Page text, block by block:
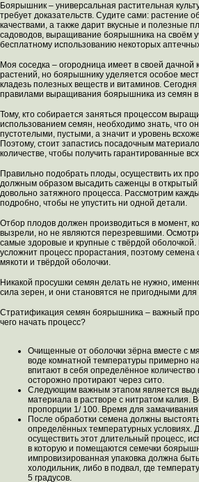
Боярышник – универсальная растительная
требует доказательств. Судите сами: растение
качествами, а также дарит вкусные и полезные
садоводов, выращивание боярышника на своём
бесплатному использованию некоторых
Моя соседка – огородница имеет в своей дачной
растений, но боярышнику уделяется особое
кладезь полезных веществ и витаминов.
правилами выращивания боярышника из семян
Тому, кто собирается заняться процессом
использованием семян, необходимо знать, что
пустотелыми, пустыми, а значит и уровень
Поэтому, стоит запастись посадочным
количестве, чтобы получить гарантированные
Правильно подобрать плоды, осуществить их
должным образом высадить саженцы в открытый
довольно затяжного процесса. Рассмотрим
подробно, чтобы не упустить ни одной детали.
Отбор плодов должен производиться в момент,
вызрели, но не являются перезревшими.
самые здоровые и крупные с твёрдой
усложнит процесс прорастания, поэтому семена
мякоти и твёрдой оболочки.
Никакой просушки семян делать не нужно,
сила зерен, и они становятся не пригодными
Стратификация семян боярышника – важный
чего начать процесс?
Очищенные от оболочки зёрна вместе с
воде комнатной температуры примерно на
впитают в себя определённое количество
осторожно протирают через сито.
Следующим важным этапом является
материала в растворе с нитратом калия.
пропорции 1/ 100. Время для
После обработки семена должны
определённых температурных условиях.
осуществить этот длительный процесс,
в которую и помещаются семечки
импровизированная упаковка должна
холодильник, либо в подвал, где
5 градусов.